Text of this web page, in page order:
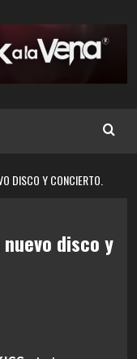
DISCO Y CONCIERTO.
nuevo disco y